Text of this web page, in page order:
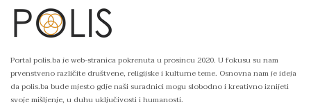
Portal polis.ba je web-stranica pokrenuta u prosincu 2020. U fokusu su nam
prvenstveno različite društvene, religijske i kulturne teme. Osnovna nam je ideja
da polis.ba bude mjesto gdje naši suradnici mogu slobodno i kreativno iznijeti
svoje mišljenje, u duhu uključivosti i humanosti.